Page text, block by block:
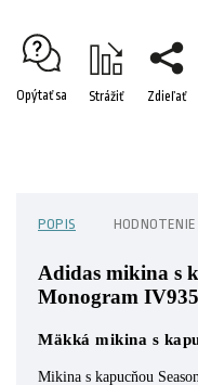
Opýtať sa Strážiť Zdieľať
POPIS HODNOTENIE
Adidas mikina s
Monogram
Mäkká mikina s
Mikina s kapucňou